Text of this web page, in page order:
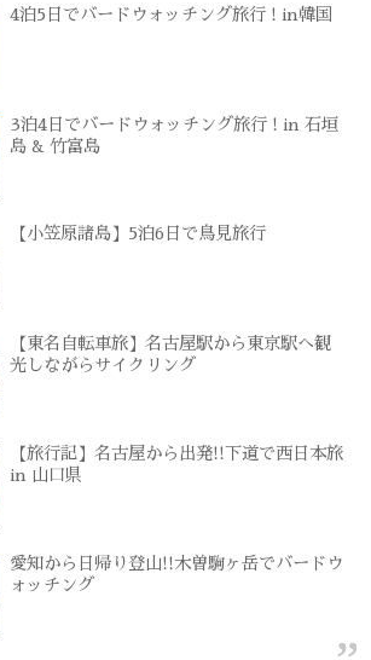
4泊5日でバードウォッチング旅行 ! in韓国
3泊4日でバードウォッチング旅行 ! in 石垣
島 & 竹富島
【小笠原諸島】5泊6日で鳥見旅行
【東名自転車旅】名古屋駅から東京駅へ観
光しながらサイクリング
【旅行記】名古屋から出発!!下道で西日本旅
in 山口県
愛知から日帰り登山!!木曽駒ヶ岳でバードウ
ォッチング